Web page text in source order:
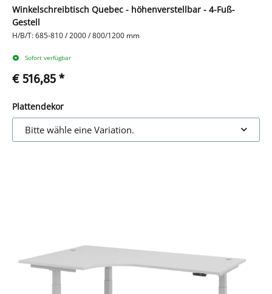
Winkelschreibtisch Quebec - höhenverstellbar - 4-Fuß-
Gestell
H/B/T: 685-810 / 2000 / 800/1200 mm
Sofort verfügbar
€ 516,85 *
Plattendekor
Bitte wähle eine Variation.